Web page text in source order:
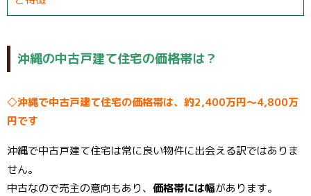
沖縄の中古戸建て住宅の価格帯は？
◇沖縄で中古戸建て住宅の価格帯は、約2,400万円～4,800万
円です
沖縄で中古戸建て住宅は常に良い物件に出会える訳ではありま
せん。
中古なので売主の意向もあり、 価格帯には幅があります。